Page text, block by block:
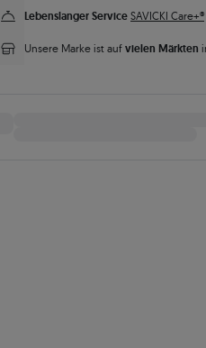
Lebenslanger Service SAVICKI Care+®
Unsere Marke ist auf vielen Märkten